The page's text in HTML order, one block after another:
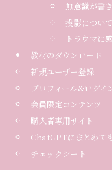
無意識が書
投影について
トラウマに
教材のダウンロード
新規ユーザー登録
プロフィール&ログイ
会員限定コンテンツ
購入者専用サイト
ChatGPTにまとめて
チェックシート